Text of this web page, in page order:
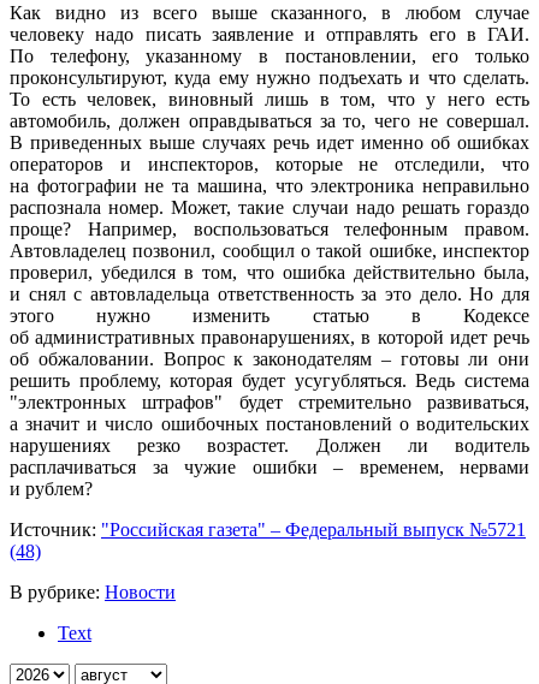
Как видно из всего выше сказанного, в любом случае
человеку надо писать заявление и отправлять его в ГАИ.
По телефону, указанному в постановлении, его только
проконсультируют, куда ему нужно подъехать и что сделать.
То есть человек, виновный лишь в том, что у него есть
автомобиль, должен оправдываться за то, чего не совершал.
В приведенных выше случаях речь идет именно об ошибках
операторов и инспекторов, которые не отследили, что
на фотографии не та машина, что электроника неправильно
распознала номер. Может, такие случаи надо решать гораздо
проще? Например, воспользоваться телефонным правом.
Автовладелец позвонил, сообщил о такой ошибке, инспектор
проверил, убедился в том, что ошибка действительно была,
и снял с автовладельца ответственность за это дело. Но для
этого нужно изменить статью в Кодексе
об административных правонарушениях, в которой идет речь
об обжаловании. Вопрос к законодателям – готовы ли они
решить проблему, которая будет усугубляться. Ведь система
"электронных штрафов" будет стремительно развиваться,
а значит и число ошибочных постановлений о водительских
нарушениях резко возрастет. Должен ли водитель
расплачиваться за чужие ошибки – временем, нервами
и рублем?
Источник: "Российская газета" – Федеральный выпуск №5721
(48)
В рубрике: Новости
Text